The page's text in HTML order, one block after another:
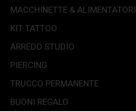
MACCHINETTE & ALIMENTATORI
KIT TATTOO
ARREDO STUDIO
PIERCING
TRUCCO PERMANENTE
BUONI REGALO